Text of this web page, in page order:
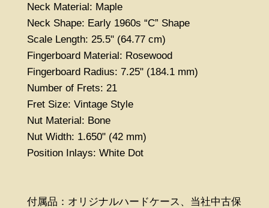
Neck Material: Maple
Neck Shape: Early 1960s “C” Shape
Scale Length: 25.5" (64.77 cm)
Fingerboard Material: Rosewood
Fingerboard Radius: 7.25" (184.1 mm)
Number of Frets: 21
Fret Size: Vintage Style
Nut Material: Bone
Nut Width: 1.650" (42 mm)
Position Inlays: White Dot
付属品：オリジナルハードケース、当社中古保